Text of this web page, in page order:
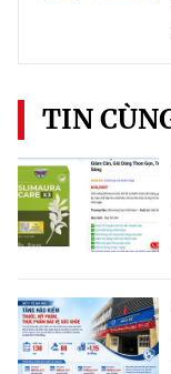
TIN